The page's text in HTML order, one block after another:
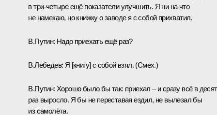
в три-четыре ещё показатели улучшить. Я ни на что
не намекаю, но книжку о заводе я с собой прихватил.
В.Путин: Надо приехать ещё раз?
В.Лебедев: Я [книгу] с собой взял. (Смех.)
В.Путин: Хорошо было бы так: приехал – и сразу всё в
раз выросло. Я бы не переставая ездил, не вылезал бы
из самолёта.